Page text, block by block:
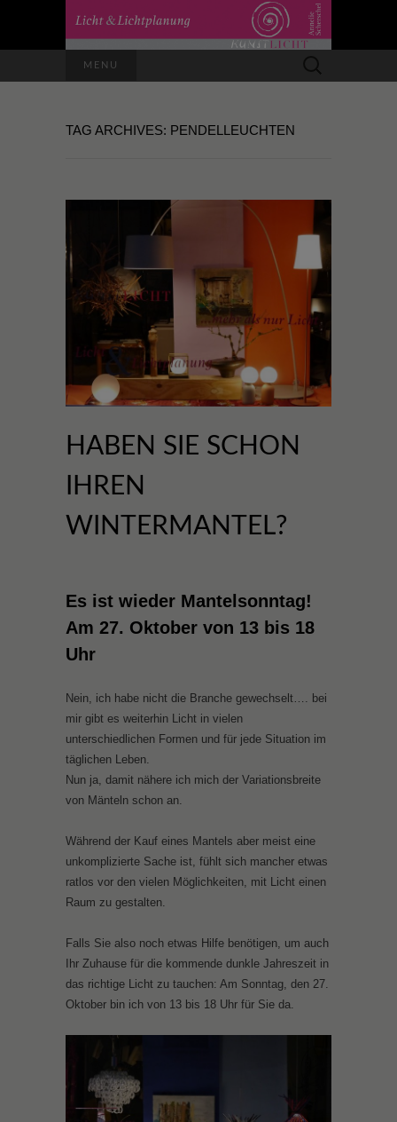
MENU
nach:
TAG ARCHIVES: PENDELLEUCHTEN
HABEN SIE SCHON
IHREN
WINTERMANTEL?
Es ist wieder Mantelsonntag!
Am 27. Oktober von 13 bis 18
Uhr
Nein, ich habe nicht die Branche gewechselt…. bei
mir gibt es weiterhin Licht in vielen
unterschiedlichen Formen und für jede Situation im
täglichen Leben.
Nun ja, damit nähere ich mich der Variationsbreite
von Mänteln schon an.
Während der Kauf eines Mantels aber meist eine
unkomplizierte Sache ist, fühlt sich mancher etwas
ratlos vor den vielen Möglichkeiten, mit Licht einen
Raum zu gestalten.
Falls Sie also noch etwas Hilfe benötigen, um auch
Ihr Zuhause für die kommende dunkle Jahreszeit in
das richtige Licht zu tauchen: Am Sonntag, den 27.
Oktober bin ich von 13 bis 18 Uhr für Sie da.